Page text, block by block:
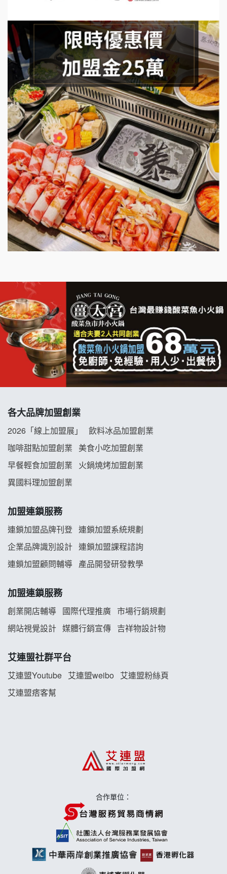
手作功夫茶加盟說明會
SHARE TEA歇腳亭加盟說明會
潮味決-湯滷專門店加盟說明會
鬍子茶加盟說明會
鮮茶道加盟說明會
微風亭鐵板燒加盟說明會
漫步藍咖啡加盟說明會
明石章魚燒加盟說明會
出櫃加盟說明會
千香漢堡加盟說明會
拉亞漢堡加盟說明會
杜芳子古味茶鋪加盟說明會
優握握×酸奶大獅加盟說明會
冬城門加盟說明會
龍涎居好湯加盟說明會
舒油頭加盟說明會
義氣豐發雞加盟說明會
Mr.Wish加盟說明會
雞咕雞咕加盟說明會
TEA TOP加盟說明會
珍好味臭臭鍋加盟說明會
藍象廷泰式火鍋加盟說明會
日十。早午食加盟說明會
莫尼早餐Morni加盟說明會
各大品牌加盟創業
2026「線上加盟展」
飲料冰品加盟創業
咖啡甜點加盟創業
美食小吃加盟創業
早餐輕食加盟創業
火鍋燒烤加盟創業
異國料理加盟創業
加盟連鎖服務
連鎖加盟品牌刊登 連鎖加盟系統規劃
企業品牌識別設計 連鎖加盟課程諮詢
連鎖加盟顧問輔導 產品開發研發教學
加盟連鎖服務
創業開店輔導 國際代理推廣 市場行銷規劃
網站視覺設計 媒體行銷宣傳 吉祥物設計物
艾連盟社群平台
艾連盟Youtube 艾連盟weibo
艾連盟粉絲頁
艾連盟痞客幫
合作單位：